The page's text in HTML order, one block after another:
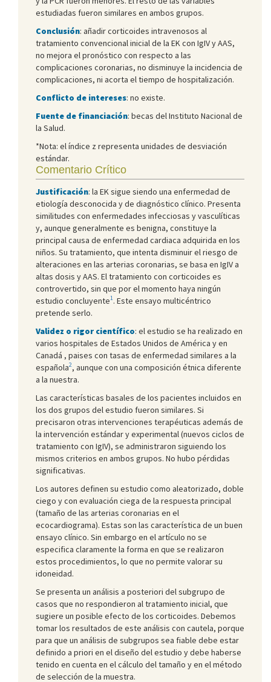
estudiadas fueron similares en ambos grupos.
Conclusión: añadir corticoides intravenosos al
tratamiento convencional inicial de la EK con IgIV y AAS,
no mejora el pronóstico con respecto a las
complicaciones coronarias, no disminuye la incidencia de
complicaciones, ni acorta el tiempo de hospitalización.
Conflicto de intereses: no existe.
Fuente de financiación: becas del Instituto Nacional de
la Salud.
*Nota: el índice z representa unidades de desviación
estándar.
Comentario Crítico
Justificación: la EK sigue siendo una enfermedad de
etiología desconocida y de diagnóstico clínico. Presenta
similitudes con enfermedades infecciosas y vasculíticas
y, aunque generalmente es benigna, constituye la
principal causa de enfermedad cardiaca adquirida en los
niños. Su tratamiento, que intenta disminuir el riesgo de
alteraciones en las arterias coronarias, se basa en IgIV a
altas dosis y AAS. El tratamiento con corticoides es
controvertido, sin que por el momento haya ningún
estudio concluyente1. Este ensayo multicéntrico
pretende serlo.
Validez o rigor científico: el estudio se ha realizado en
varios hospitales de Estados Unidos de América y en
Canadá , paises con tasas de enfermedad similares a la
española2, aunque con una composición étnica diferente
a la nuestra.
Las características basales de los pacientes incluidos en
los dos grupos del estudio fueron similares. Si
precisaron otras intervenciones terapéuticas además de
la intervención estándar y experimental (nuevos ciclos de
tratamiento con IgIV), se administraron siguiendo los
mismos criterios en ambos grupos. No hubo pérdidas
significativas.
Los autores definen su estudio como aleatorizado, doble
ciego y con evaluación ciega de la respuesta principal
(tamaño de las arterias coronarias en el
ecocardiograma). Estas son las característica de un buen
ensayo clínico. Sin embargo en el artículo no se
especifica claramente la forma en que se realizaron
estos procedimientos, lo que no permite valorar su
idoneidad.
Se presenta un análisis a posteriori del subgrupo de
casos que no respondieron al tratamiento inicial, que
sugiere un posible efecto de los corticoides. Debemos
tomar los resultados de este análisis con cautela, porque
para que un análisis de subgrupos sea fiable debe estar
definido a priori en el diseño del estudio y debe haberse
tenido en cuenta en el cálculo del tamaño y en el método
de selección de la muestra.